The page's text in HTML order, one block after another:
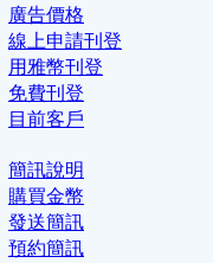
廣告價格
線上申請刊登
用雅幣刊登
免費刊登
目前客戶
簡訊說明
購買金幣
發送簡訊
預約簡訊